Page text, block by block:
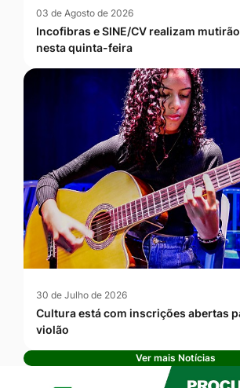
03 de Agosto de 2026
Incofibras e SINE/CV realizam
nesta quinta-feira
30 de Julho de 2026
Cultura está com inscrições abertas
violão
Ver mais Notícias